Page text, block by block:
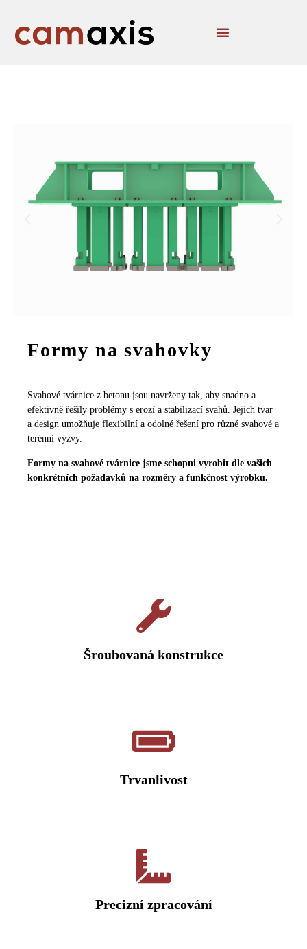
Formy na svahovky
Svahové tvárnice z betonu jsou navrženy tak, aby snadno a
efektivně řešily problémy s erozí a stabilizací svahů. Jejich tvar
a design umožňuje flexibilní a odolné řešení pro různé svahové a
terénní výzvy.
Formy na svahové tvárnice jsme schopni vyrobit dle vašich
konkrétních požadavků na rozměry a funkčnost výrobku.
Šroubovaná konstrukce
Trvanlivost
Precizní zpracování